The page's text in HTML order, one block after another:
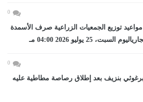
0
توزيع الجمعيات الزراعية صرف الأسمدة
25 يوليو 2026 04:00 مـ
0
بنزيف بعد إطلاق رصاصة مطاطية عليه